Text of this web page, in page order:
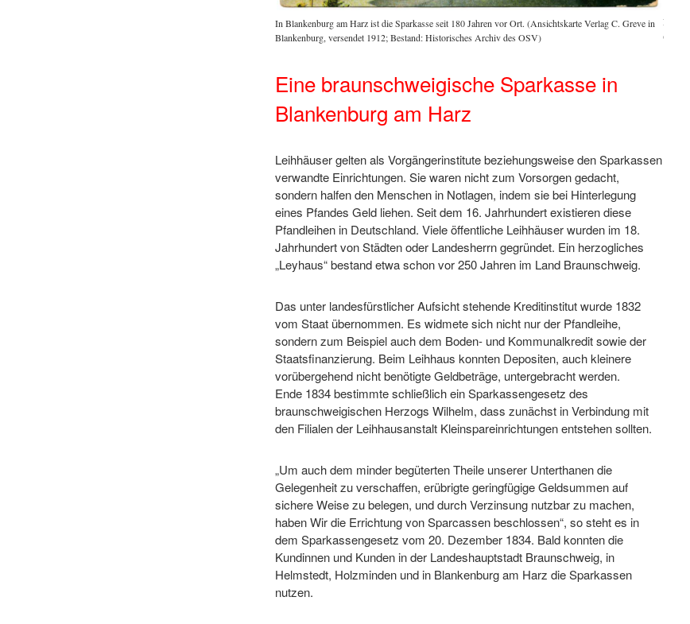
In Blankenburg am Harz ist die Sparkasse seit 180 Jahren vor Ort. (Ansichtskarte Verlag C. Greve in
Blankenburg, versendet 1912; Bestand: Historisches Archiv des OSV)
Früher
Eine braunschweigische Sparkasse in
Blankenburg am Harz
Leihhäuser gelten als Vorgängerinstitute beziehungsweise den Sparkassen
verwandte Einrichtungen. Sie waren nicht zum Vorsorgen gedacht,
sondern halfen den Menschen in Notlagen, indem sie bei Hinterlegung
eines Pfandes Geld liehen. Seit dem 16. Jahrhundert existieren diese
Pfandleihen in Deutschland. Viele öffentliche Leihhäuser wurden im 18.
Jahrhundert von Städten oder Landesherrn gegründet. Ein herzogliches
„Leyhaus“ bestand etwa schon vor 250 Jahren im Land Braunschweig.
Das unter landesfürstlicher Aufsicht stehende Kreditinstitut wurde 1832
vom Staat übernommen. Es widmete sich nicht nur der Pfandleihe,
sondern zum Beispiel auch dem Boden- und Kommunalkredit sowie der
Staatsfinanzierung. Beim Leihhaus konnten Depositen, auch kleinere
vorübergehend nicht benötigte Geldbeträge, untergebracht werden.
Ende 1834 bestimmte schließlich ein Sparkassengesetz des
braunschweigischen Herzogs Wilhelm, dass zunächst in Verbindung mit
den Filialen der Leihhausanstalt Kleinspareinrichtungen entstehen sollten.
„Um auch dem minder begüterten Theile unserer Unterthanen die
Gelegenheit zu verschaffen, erübrigte geringfügige Geldsummen auf
sichere Weise zu belegen, und durch Verzinsung nutzbar zu machen,
haben Wir die Errichtung von Sparcassen beschlossen“, so steht es in
dem Sparkassengesetz vom 20. Dezember 1834. Bald konnten die
Kundinnen und Kunden in der Landeshauptstadt Braunschweig, in
Helmstedt, Holzminden und in Blankenburg am Harz die Sparkassen
nutzen.